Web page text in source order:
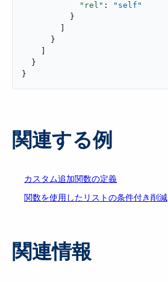
"rel" :
"self"
          }
      }
  }
}
関連する例
カスタム追加関数の定義
関数を使用したリストの条件付き削減
関連情報